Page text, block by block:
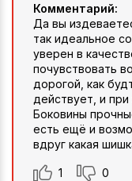
Комментарий:
Да вы
так идеальное
уверен в
почувствовать
дорогой, как
действует, и
Боковины
есть ещё и
вдруг какая
1 0